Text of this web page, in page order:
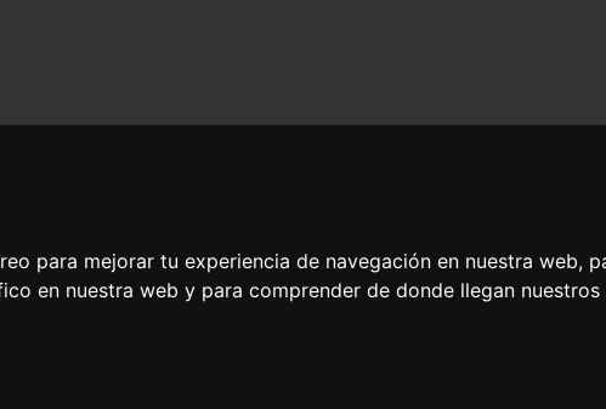
para mejorar tu experiencia de navegación en nuestra web,
en nuestra web y para comprender de donde llegan